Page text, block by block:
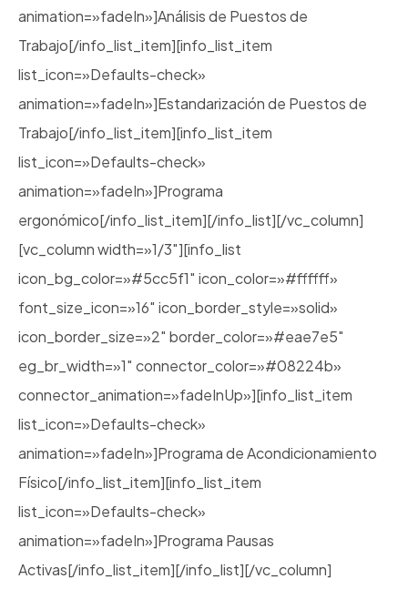
animation=»fadeIn»]Análisis de Puestos de
Trabajo[/info_list_item][info_list_item
list_icon=»Defaults-check»
animation=»fadeIn»]Estandarización de Puestos de
Trabajo[/info_list_item][info_list_item
list_icon=»Defaults-check»
animation=»fadeIn»]Programa
ergonómico[/info_list_item][/info_list][/vc_column]
[vc_column width=»1/3″][info_list
icon_bg_color=»#5cc5f1″ icon_color=»#ffffff»
font_size_icon=»16″ icon_border_style=»solid»
icon_border_size=»2″ border_color=»#eae7e5″
eg_br_width=»1″ connector_color=»#08224b»
connector_animation=»fadeInUp»][info_list_item
list_icon=»Defaults-check»
animation=»fadeIn»]Programa de Acondicionamiento
Físico[/info_list_item][info_list_item
list_icon=»Defaults-check»
animation=»fadeIn»]Programa Pausas
Activas[/info_list_item][/info_list][/vc_column]